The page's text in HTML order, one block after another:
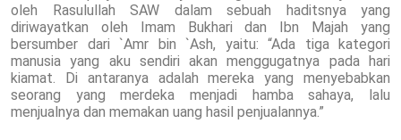
oleh Rasulullah SAW dalam sebuah haditsnya yang
diriwayatkan oleh Imam Bukhari dan Ibn Majah yang
bersumber dari `Amr bin `Ash, yaitu: “Ada tiga kategori
manusia yang aku sendiri akan menggugatnya pada hari
kiamat. Di antaranya adalah mereka yang menyebabkan
seorang yang merdeka menjadi hamba sahaya, lalu
menjualnya dan memakan uang hasil penjualannya.”